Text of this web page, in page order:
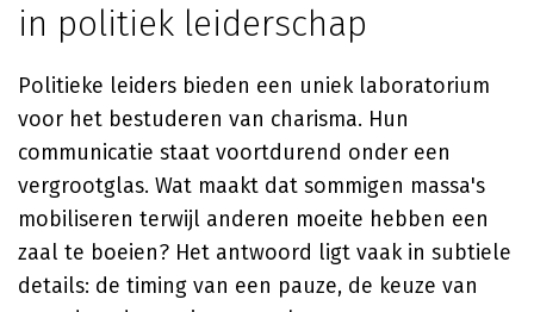
in politiek leiderschap
Politieke leiders bieden een uniek laboratorium
voor het bestuderen van charisma. Hun
communicatie staat voortdurend onder een
vergrootglas. Wat maakt dat sommigen massa's
mobiliseren terwijl anderen moeite hebben een
zaal te boeien? Het antwoord ligt vaak in subtiele
details: de timing van een pauze, de keuze van